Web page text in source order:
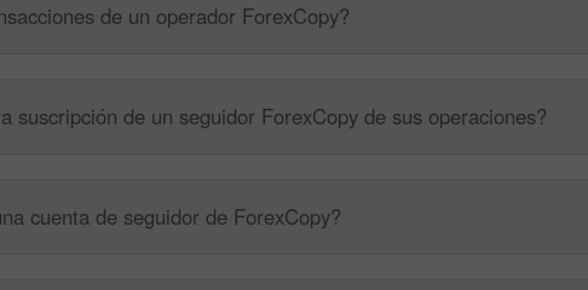
de un operador ForexCopy?
suscripción de un seguidor ForexCopy de sus operaciones?
cuenta de seguidor de ForexCopy?